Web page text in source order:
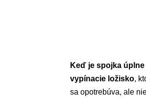
Keď je spojka
vypínacie ložisko,
sa opotrebúva, ale